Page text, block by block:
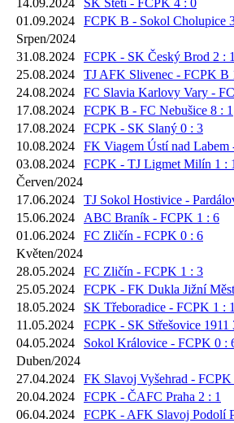
14.09.2024
SK Štětí - FCPK 4 : 0
01.09.2024
FCPK B - Sokol Cholupice
Srpen/2024
31.08.2024
FCPK - SK Český Brod 2 :
25.08.2024
TJ AFK Slivenec - FCPK B
24.08.2024
FC Slavia Karlovy Vary -
17.08.2024
FCPK B - FC Nebušice 8 : 1
17.08.2024
FCPK - SK Slaný 0 : 3
10.08.2024
FK Viagem Ústí nad Labem
03.08.2024
FCPK - TJ Ligmet Milín 1 :
Červen/2024
17.06.2024
TJ Sokol Hostivice -
15.06.2024
ABC Braník - FCPK 1 : 6
01.06.2024
FC Zličín - FCPK 0 : 6
Květen/2024
28.05.2024
FC Zličín - FCPK 1 : 3
25.05.2024
FCPK - FK Dukla Jižní
18.05.2024
SK Třeboradice - FCPK 1 :
11.05.2024
FCPK - SK Střešovice 1911
04.05.2024
Sokol Královice - FCPK 0 :
Duben/2024
27.04.2024
FK Slavoj Vyšehrad - FCPK
20.04.2024
FCPK - ČAFC Praha 2 : 1
06.04.2024
FCPK - AFK Slavoj Podolí